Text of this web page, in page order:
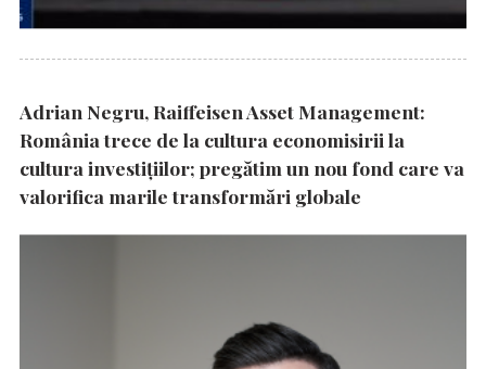
Adrian Negru, Raiffeisen Asset Management:
România trece de la cultura economisirii la
cultura investițiilor; pregătim un nou fond care va
valorifica marile transformări globale